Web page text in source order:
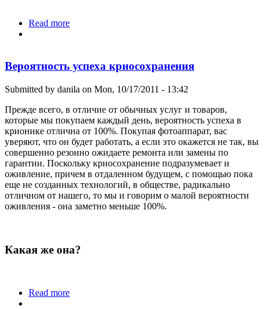
Read more
Вероятность успеха криосохранения
Submitted by danila on Mon, 10/17/2011 - 13:42
Прежде всего, в отличие от обычных услуг и товаров,
которые мы покупаем каждый день, вероятность успеха в
крионике отлична от 100%. Покупая фотоаппарат, вас
уверяют, что он будет работать, а если это окажется не так, вы
совершенно резонно ожидаете ремонта или замены по
гарантии. Поскольку криосохранение подразумевает и
оживление, причем в отдаленном будущем, с помощью пока
еще не созданных технологий, в обществе, радикально
отличном от нашего, то мы и говорим о малой вероятности
оживления - она заметно меньше 100%.
Какая же она?
Read more